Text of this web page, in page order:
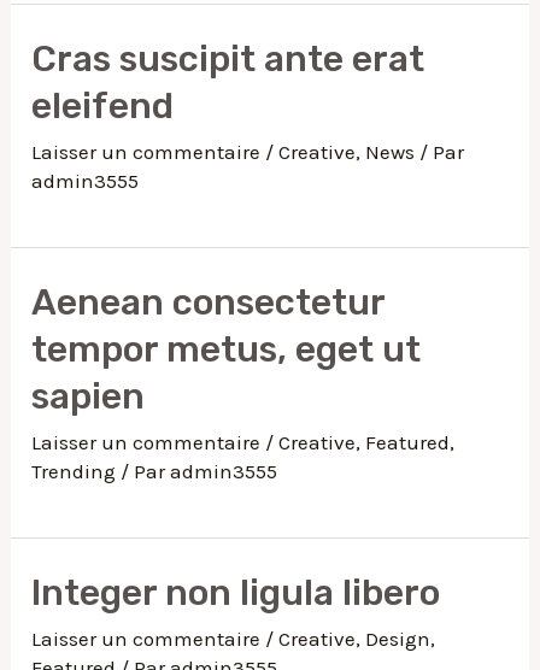
Cras suscipit ante erat
eleifend
Laisser un commentaire /Creative, News / Par
admin3555
Aenean consectetur
tempor metus, eget ut
sapien
Laisser un commentaire /Creative, Featured,
Trending / Paradmin3555
Integer non ligula libero
Laisser un commentaire /Creative, Design,